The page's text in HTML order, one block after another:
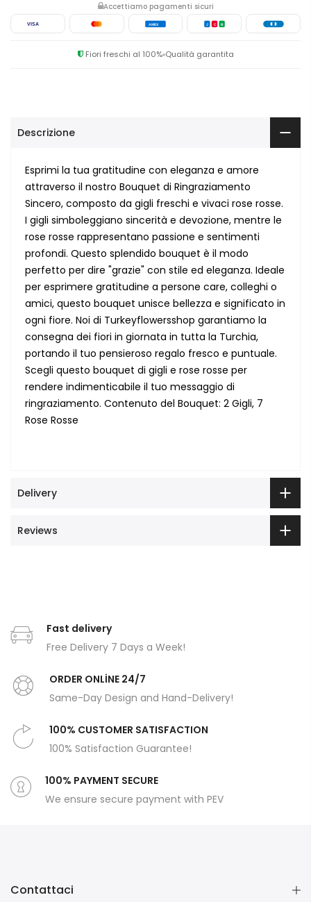
Accettiamo pagamenti sicuri
VISA AMEX J C B
Fiori freschi al 100% Qualità garantita
Descrizione
Esprimi la tua gratitudine con eleganza e amore
attraverso il nostro Bouquet di Ringraziamento
Sincero, composto da gigli freschi e vivaci rose rosse.
I gigli simboleggiano sincerità e devozione, mentre le
rose rosse rappresentano passione e sentimenti
profondi. Questo splendido bouquet è il modo
perfetto per dire "grazie" con stile ed eleganza. Ideale
per esprimere gratitudine a persone care, colleghi o
amici, questo bouquet unisce bellezza e significato in
ogni fiore. Noi di Turkeyflowersshop garantiamo la
consegna dei fiori in giornata in tutta la Turchia,
portando il tuo pensieroso regalo fresco e puntuale.
Scegli questo bouquet di gigli e rose rosse per
rendere indimenticabile il tuo messaggio di
ringraziamento. Contenuto del Bouquet: 2 Gigli, 7
Rose Rosse
Delivery
Reviews
Fast delivery
Free Delivery 7 Days a Week!
ORDER ONLİNE 24/7
Same-Day Design and Hand-Delivery!
100% CUSTOMER SATISFACTION
100% Satisfaction Guarantee!
100% PAYMENT SECURE
We ensure secure payment with PEV
Contattaci